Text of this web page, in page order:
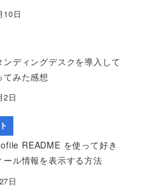
10日
ンディングデスクを導入して
てみた感想
2日
README を使って好き
ール情報を表示する方法
日